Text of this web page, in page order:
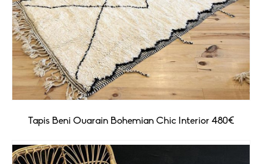
Tapis Beni Ouarain Bohemian Chic Interior 480€